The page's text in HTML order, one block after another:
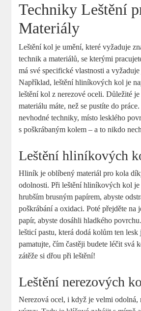
Techniky Leštění
Materiály
Leštění kol je umění, které vyžaduje
technik a materiálů, se kterými
má své specifické vlastnosti a
Například, leštění hliníkových kol je
leštění kol z nerezové oceli. Důležité
materiálu máte, než se pustíte do
nevhodné techniky, místo lesklého
s poškrábaným kolem – a to nikdo
Leštění hliníkových
Hliník je oblíbený materiál pro kola
odolnosti. Při leštění hliníkových kol je
hrubším brusným papírem, abyste
poškrábání a oxidaci. Poté přejděte na
papír, abyste dosáhli hladkého
lešticí pastu, která dodá kolům ten lesk
pamatujte, čím častěji budete léčit svá
zátěže si dřou při leštění!
Leštění nerezových
Nerezová ocel, i když je velmi odolná,